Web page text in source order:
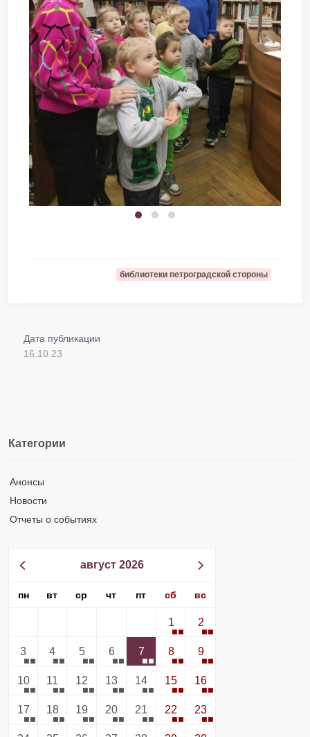
библиотеки петроградской стороны
Дата публикации
16.10.23
Категории
Анонсы
Новости
Отчеты о событиях
август 2026
пн вт ср чт пт сб вс
1 2
3 4 5 6 7 8 9
10 11 12 13 14 15 16
17 18 19 20 21 22 23